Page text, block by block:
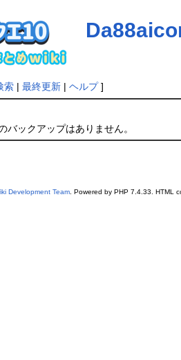
索| 最終更新| ヘルプ]
バックアップはありません。
Development Team. Powered by PHP 7.4.33. HTML